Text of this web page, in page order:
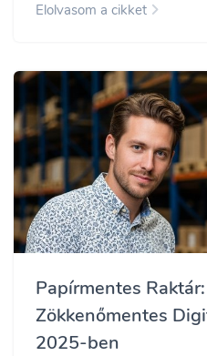
Elolvasom a cikket
Papírmentes
Zökkenőmentes
2025-ben